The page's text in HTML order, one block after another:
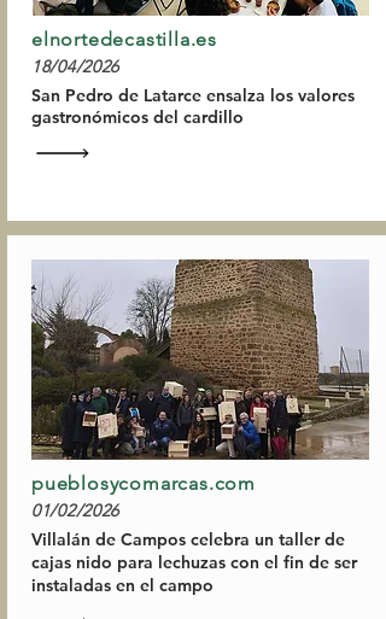
elnortedecastilla.es
18/04/2026
San Pedro de Latarce ensalza los valores
gastronómicos del cardillo
pueblosycomarcas.com
01/02/2026
Villalán de Campos celebra un taller de
cajas nido para lechuzas con el fin de ser
instaladas en el campo